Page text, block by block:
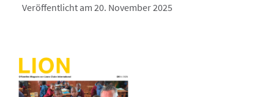
Veröffentlicht am 20. November 2025